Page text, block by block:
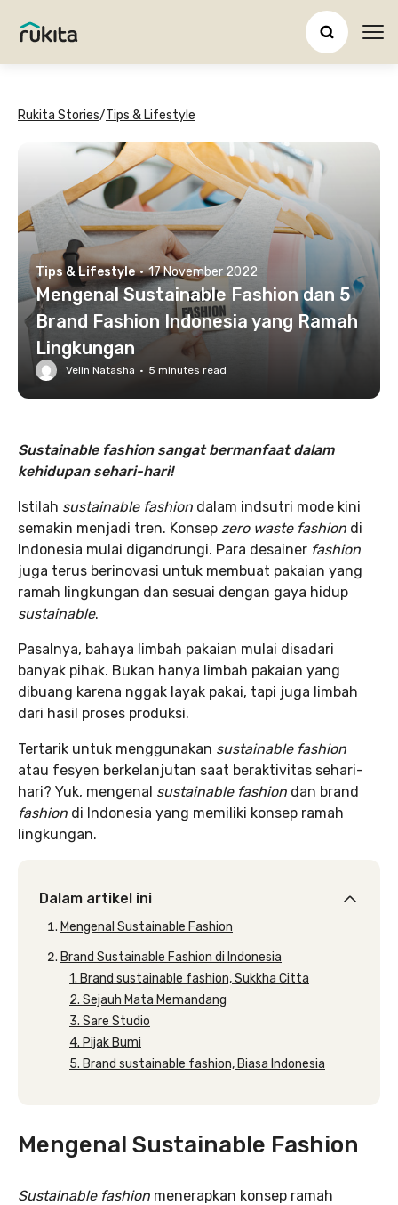
Rukita Stories/Tips & Lifestyle
Tips & Lifestyle · 17 November 2022
Mengenal Sustainable Fashion dan 5
Brand Fashion Indonesia yang Ramah
Lingkungan
Velin Natasha · 5 minutes read
Sustainable fashion sangat bermanfaat dalam
kehidupan sehari-hari!
Istilah sustainable fashion dalam indsutri mode kini
semakin menjadi tren. Konsep zero waste fashion di
Indonesia mulai digandrungi. Para desainer fashion
juga terus berinovasi untuk membuat pakaian yang
ramah lingkungan dan sesuai dengan gaya hidup
sustainable.
Pasalnya, bahaya limbah pakaian mulai disadari
banyak pihak. Bukan hanya limbah pakaian yang
dibuang karena nggak layak pakai, tapi juga limbah
dari hasil proses produksi.
Tertarik untuk menggunakan sustainable fashion
atau fesyen berkelanjutan saat beraktivitas sehari-
hari? Yuk, mengenal sustainable fashion dan brand
fashion di Indonesia yang memiliki konsep ramah
lingkungan.
Dalam artikel ini
Mengenal Sustainable Fashion
Brand Sustainable Fashion di Indonesia
1. Brand sustainable fashion, Sukkha Citta
2. Sejauh Mata Memandang
3. Sare Studio
4. Pijak Bumi
5. Brand sustainable fashion, Biasa Indonesia
Mengenal Sustainable Fashion
Sustainable fashion menerapkan konsep ramah